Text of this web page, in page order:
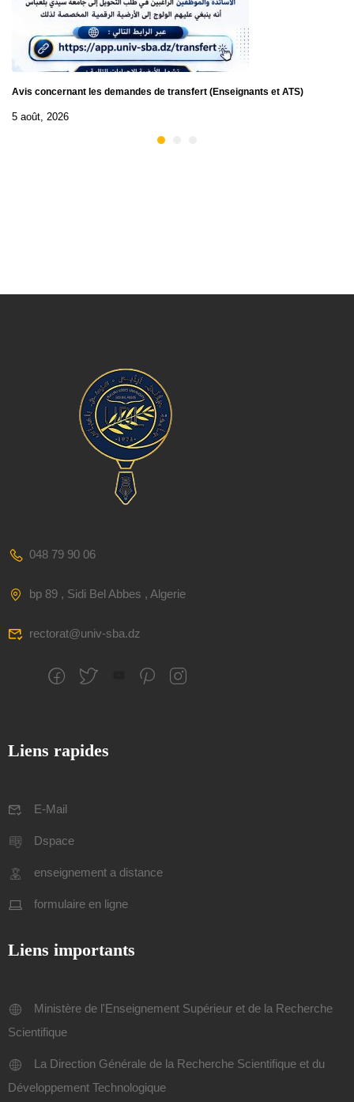
Avis concernant les demandes de transfert (Enseignants et ATS)
5 août, 2026
048 79 90 06
bp 89 , Sidi Bel Abbes , Algerie
rectorat@univ-sba.dz
Liens rapides
E-Mail
Dspace
enseignement a distance
formulaire en ligne
Liens importants
Ministère de l'Enseignement Supérieur et de la Recherche
Scientifique
La Direction Générale de la Recherche Scientifique et du
Développement Technologique